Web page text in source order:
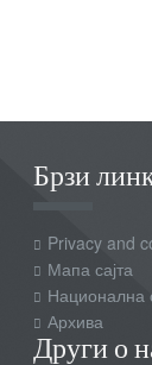
Брзи
Privacy and
Мапа сајта
Национална
Архива
Други о